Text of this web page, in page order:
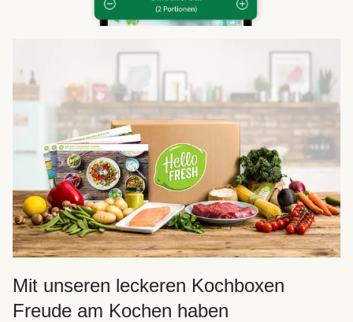
Mit unseren leckeren Kochboxen
Freude am Kochen haben